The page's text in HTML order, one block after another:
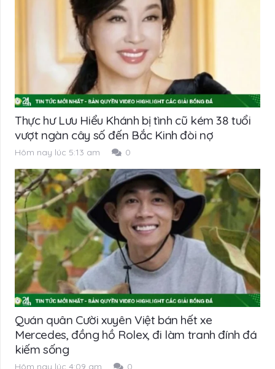
Thực hư Lưu Hiểu Khánh bị tình cũ kém 38 tuổi
vượt ngàn cây số đến Bắc Kinh đòi nợ
Hôm nay lúc 5:13 am 0
Quán quân Cười xuyên Việt bán hết xe
Mercedes, đồng hồ Rolex, đi làm tranh đính đá
kiếm sống
Hôm nay lúc 4:09 am 0